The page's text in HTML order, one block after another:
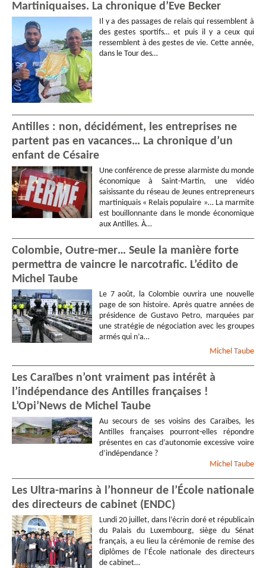
Martiniquaises. La chronique d’Eve Becker
Il y a des passages de relais qui ressemblent à
des gestes sportifs… et puis il y a ceux qui
ressemblent à des gestes de vie. Cette année,
dans le Tour des…
Antilles : non, décidément, les entreprises ne
partent pas en vacances… La chronique d’un
enfant de Césaire
Une conférence de presse alarmiste du monde
économique à Saint-Martin, une vidéo
saisissante du réseau de Jeunes entrepreneurs
martiniquais « Relais populaire »… La marmite
est bouillonnante dans le monde économique
aux Antilles. À…
Colombie, Outre-mer… Seule la manière forte
permettra de vaincre le narcotrafic. L’édito de
Michel Taube
Le 7 août, la Colombie ouvrira une nouvelle
page de son histoire. Après quatre années de
présidence de Gustavo Petro, marquées par
une stratégie de négociation avec les groupes
armés qui n’a…
Michel Taube
Les Caraïbes n’ont vraiment pas intérêt à
l’indépendance des Antilles françaises !
L’Opi’News de Michel Taube
Au secours de ses voisins des Caraïbes, les
Antilles françaises pourront-elles répondre
présentes en cas d’autonomie excessive voire
d’indépendance ?
Michel Taube
Les Ultra-marins à l’honneur de l’École nationale
des directeurs de cabinet (ENDC)
Lundi 20 juillet, dans l’écrin doré et républicain
du Palais du Luxembourg, siège du Sénat
français, a eu lieu la cérémonie de remise des
diplômes de l’École nationale des directeurs
de cabinet…